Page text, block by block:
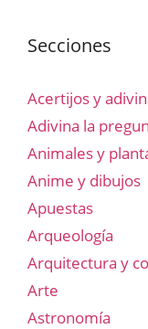
Secciones
Acertijos y
Adivina la
Animales y
Anime y dibujos
Apuestas
Arqueología
Arquitectura y
Arte
Astronomía